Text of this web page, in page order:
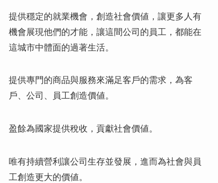
提供穩定的就業機會，創造社會價値，讓更多人有
機會展現他們的才能，讓這間公司的員工，都能在
這城市中體面的過著生活。
提供專門的商品與服務來滿足客戶的需求，為客
戶、公司、員工創造價値。
盈餘為國家提供稅收，貢獻社會價値。
唯有持續營利讓公司生存並發展，進而為社會與員
工創造更大的價値。